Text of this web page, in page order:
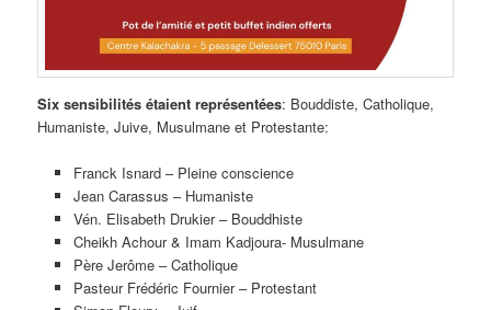
Six sensibilités étaient représentées: Bouddiste, Catholique,
Humaniste, Juive, Musulmane et Protestante:
Franck Isnard – Pleine conscience
Jean Carassus – Humaniste
Vén. Elisabeth Drukier – Bouddhiste
Cheikh Achour & Imam Kadjoura- Musulmane
Père Jerôme – Catholique
Pasteur Frédéric Fournier – Protestant